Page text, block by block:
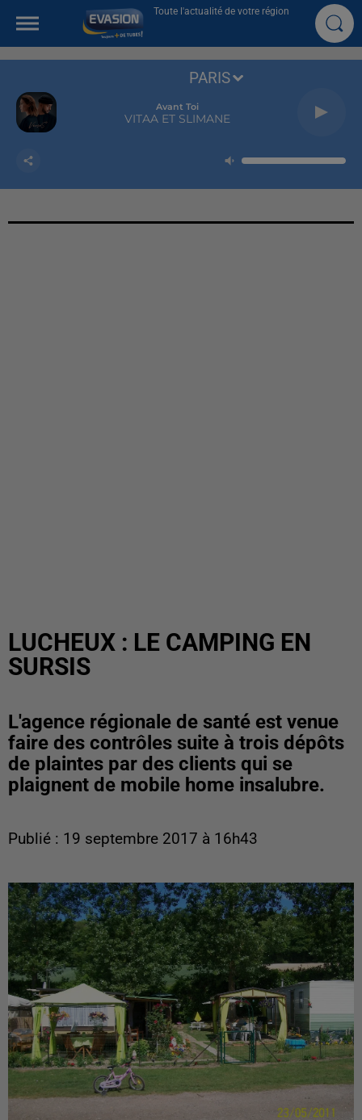
Toute l'actualité de votre région
Avant Toi
VITAA ET SLIMANE
PARIS
LUCHEUX : LE CAMPING EN
SURSIS
L'agence régionale de santé est venue
faire des contrôles suite à trois dépôts
de plaintes par des clients qui se
plaignent de mobile home insalubre.
Publié : 19 septembre 2017 à 16h43